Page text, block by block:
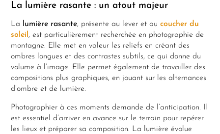
La lumière rasante : un atout majeur
La lumière rasante, présente au lever et aucoucher du
soleil , est particulièrement recherchée en photographie de
montagne. Elle met en valeur les reliefs en créant des
ombres longues et des contrastes subtils, ce qui donne du
volume à l’image. Elle permet également de travailler des
compositions plus graphiques, en jouant sur les alternances
d’ombre et de lumière.
Photographier à ces moments demande de l’anticipation. Il
est essentiel d’arriver en avance sur le terrain pour repérer
les lieux et préparer sa composition. La lumière évolue